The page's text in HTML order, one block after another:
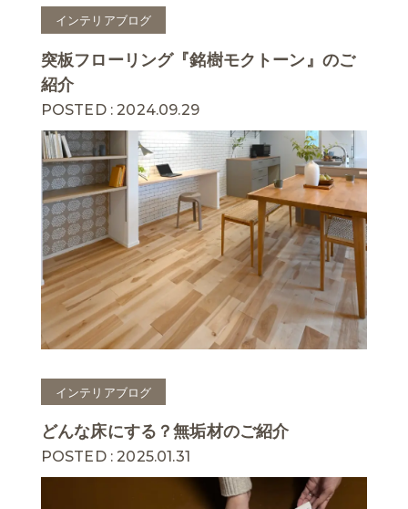
インテリアブログ
突板フローリング『銘樹モクトーン』のご
紹介
POSTED : 2024.09.29
インテリアブログ
どんな床にする？無垢材のご紹介
POSTED : 2025.01.31